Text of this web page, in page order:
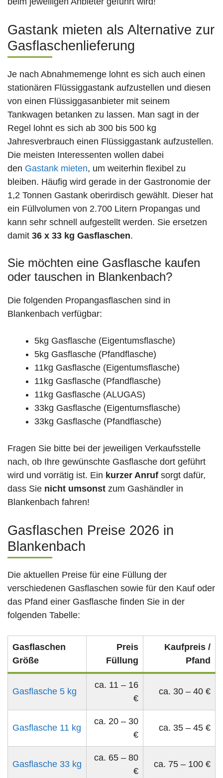
Gastank mieten als Alternative zur
Gasflaschenlieferung
Je nach Abnahmemenge lohnt es sich auch einen
stationären Flüssiggastank aufzustellen und diesen
von einen Flüssiggasanbieter mit seinem
Tankwagen betanken zu lassen. Man sagt in der
Regel lohnt es sich ab 300 bis 500 kg
Jahresverbrauch einen Flüssiggastank aufzustellen.
Die meisten Interessenten wollen dabei
den Gastank mieten, um weiterhin flexibel zu
bleiben. Häufig wird gerade in der Gastronomie der
1,2 Tonnen Gastank oberirdisch gewählt. Dieser hat
ein Füllvolumen von 2.700 Litern Propangas und
kann sehr schnell aufgestellt werden. Sie ersetzen
damit 36 x 33 kg Gasflaschen.
Sie möchten eine Gasflasche kaufen
oder tauschen in Blankenbach?
Die folgenden Propangasflaschen sind in
Blankenbach verfügbar:
5kg Gasflasche (Eigentumsflasche)
5kg Gasflasche (Pfandflasche)
11kg Gasflasche (Eigentumsflasche)
11kg Gasflasche (Pfandflasche)
11kg Gasflasche (ALUGAS)
33kg Gasflasche (Eigentumsflasche)
33kg Gasflasche (Pfandflasche)
Fragen Sie bitte bei der jeweiligen Verkaufsstelle
nach, ob Ihre gewünschte Gasflasche dort geführt
wird und vorrätig ist. Ein kurzer Anruf sorgt dafür,
dass Sie nicht umsonst zum Gashändler in
Blankenbach fahren!
Gasflaschen Preise 2026 in
Blankenbach
Die aktuellen Preise für eine Füllung der
verschiedenen Gasflaschen sowie für den Kauf oder
das Pfand einer Gasflasche finden Sie in der
folgenden Tabelle:
Gasflaschen
Größe
Preis
Füllung
Kaufpreis /
Pfand
Gasflasche 5 kg
ca. 11 – 16
€
ca. 30 – 40 €
Gasflasche 11 kg
ca. 20 – 30
€
ca. 35 – 45 €
Gasflasche 33 kg
ca. 65 – 80
€
ca. 75 – 100 €